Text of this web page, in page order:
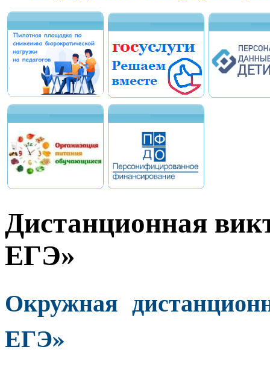
Дистанционная
ЕГЭ»
Окружная
ЕГЭ»